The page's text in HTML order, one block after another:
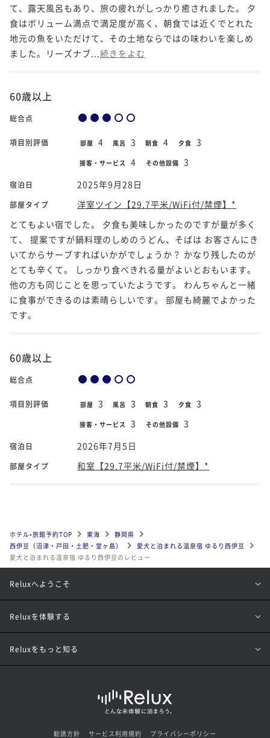
て、露天風呂もあり、旅の疲れがしっかり癒されました。 夕
食はボリューム満点で満足度が高く、朝食では近くでとれた
地元の魚をいただけて、その土地ならではの味わいを楽しめ
ました。リーズナブ... 続きをよむ
60歳以上
総合点
項目別評価 部屋 4 風呂 3 朝食 4 夕食 3
接客・サービス 4 その他設備 3
宿泊日 2025年9月28日
部屋タイプ
洋室ツイン【29.7平米/WiFi付/禁煙】*
とてもよい宿でした。 夕食も美味しかったのですが量が多く
て、 提案ですが鍋料理のしめのうどん、そばは お客さんにき
いてからサーブすればいかがでしょうか？ かなり残したのが
とても辛くて。 しっかり食べきれる量がよいとおもいます。
他の方も同じことを思っていたようです。 わんちゃんと一緒
に食事ができるのは素晴らしいです。 部屋も綺麗でよかった
です。
60歳以上
総合点
項目別評価 部屋 3 風呂 3 朝食 3 夕食 3
接客・サービス 3 その他設備 3
宿泊日 2026年7月5日
部屋タイプ 和室【29.7平米/WiFi付/禁煙】*
ホテル•旅館予約TOP 東海
静岡県
西伊豆（沼津・戸田・土肥・堂ヶ島）
愛犬と泊まれる温泉宿 ゆるり西伊豆
愛犬と泊まれる温泉宿 ゆるり西伊豆のレビュー
Reluxへようこそ
Reluxを体験する
Reluxをもっと知る
勧誘方針 サービス利用規約 プライバシーポリシー